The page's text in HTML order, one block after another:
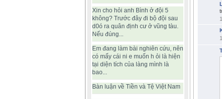
Xin cho hỏi anh Bình ở đội 5
không? Trước đây đi bộ đội sau
d0ó ra quân định cư ở vũng tàu.
Nếu đúng...
Em đang làm bài nghiên cứu, nên
có mấy cái ni e muốn h ỏi là hiện
tại diện tích của làng mình là
bao...
Bàn luận về Tiền và Tệ Việt Nam